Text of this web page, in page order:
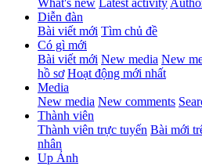
What's new Latest activity
Diễn đàn
Bài viết mới Tìm chủ đề
Có gì mới
Bài viết mới New media New
hồ sơ Hoạt động mới nhất
Media
New media New comments
Thành viên
Thành viên trực tuyến Bài mới
nhân
Up Ảnh